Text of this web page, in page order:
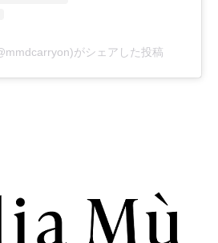
がシェアした投稿